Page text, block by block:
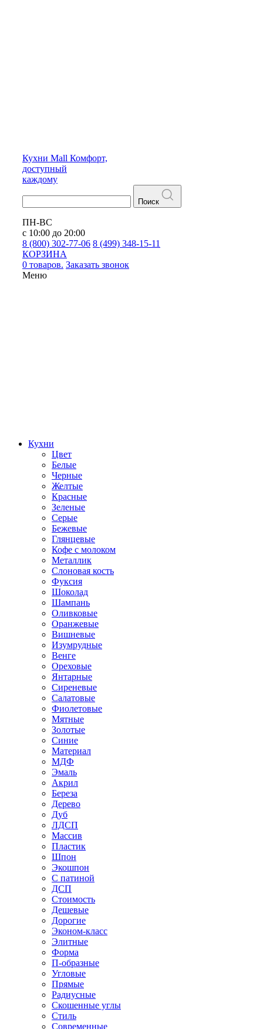
Кухни Mall Комфорт,
доступный
каждому
Поиск
ПН-ВС
с 10:00 до 20:00
8 (800) 302-77-06 8 (499) 348-15-11
КОРЗИНА
0 товаров. Заказать звонок
Меню
Кухни
Цвет
Белые
Черные
Желтые
Красные
Зеленые
Серые
Бежевые
Глянцевые
Кофе с молоком
Металлик
Слоновая кость
Фуксия
Шоколад
Шампань
Оливковые
Оранжевые
Вишневые
Изумрудные
Венге
Ореховые
Янтарные
Сиреневые
Салатовые
Фиолетовые
Мятные
Золотые
Синие
Материал
МДФ
Эмаль
Акрил
Береза
Дерево
Дуб
ЛДСП
Массив
Пластик
Шпон
Экошпон
С патиной
ДСП
Стоимость
Дешевые
Дорогие
Эконом-класс
Элитные
Форма
П-образные
Угловые
Прямые
Радиусные
Скошенные углы
Стиль
Современные